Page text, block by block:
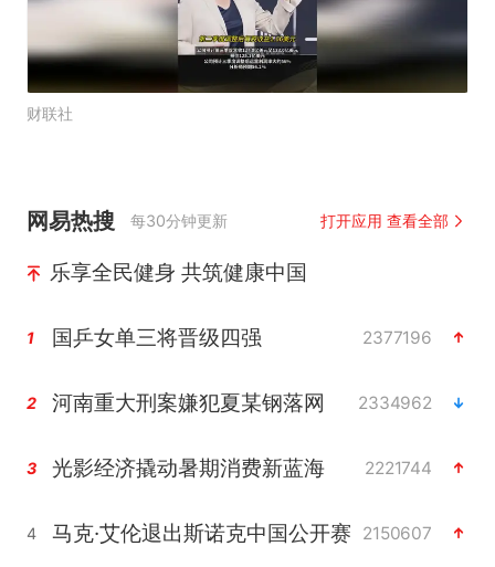
财联社
网易热搜 每30分钟更新 打开应用 查看全部
乐享全民健身 共筑健康中国
1 国乒女单三将晋级四强 2377196
2 河南重大刑案嫌犯夏某钢落网 2334962
3 光影经济撬动暑期消费新蓝海 2221744
4 马克·艾伦退出斯诺克中国公开赛 2150607